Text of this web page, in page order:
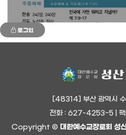
로그인
[48314] 부산 광역시
전화 : 627-4253~5 |
Copyright © 대한예수교장로회 성